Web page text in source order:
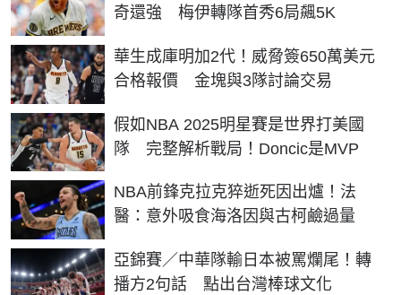
奇還強 梅伊轉隊首秀6局飆5K
華生成庫明加2代！威脅簽650萬美元
合格報價 金塊與3隊討論交易
假如NBA 2025明星賽是世界打美國
隊 完整解析戰局！Doncic是MVP
NBA前鋒克拉克猝逝死因出爐！法
醫：意外吸食海洛因與古柯鹼過量
亞錦賽／中華隊輸日本被罵爛尾！轉
播方2句話 點出台灣棒球文化